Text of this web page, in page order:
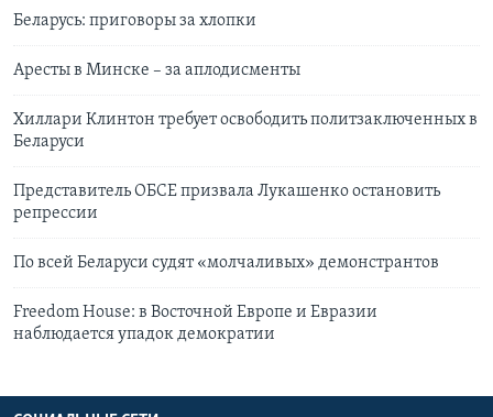
Беларусь: приговоры за хлопки
Аресты в Минске – за аплодисменты
Хиллари Клинтон требует освободить политзаключенных в
Беларуси
Представитель ОБСЕ призвала Лукашенко остановить
репрессии
По всей Беларуси судят «молчаливых» демонстрантов
Freedom House: в Восточной Европе и Евразии
наблюдается упадок демократии